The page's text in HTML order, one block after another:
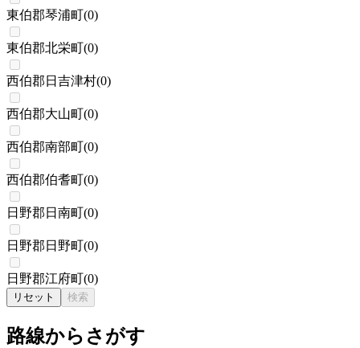
東伯郡琴浦町(0)
東伯郡北栄町(0)
西伯郡日吉津村(0)
西伯郡大山町(0)
西伯郡南部町(0)
西伯郡伯耆町(0)
日野郡日南町(0)
日野郡日野町(0)
日野郡江府町(0)
リセット 検索
路線からさがす